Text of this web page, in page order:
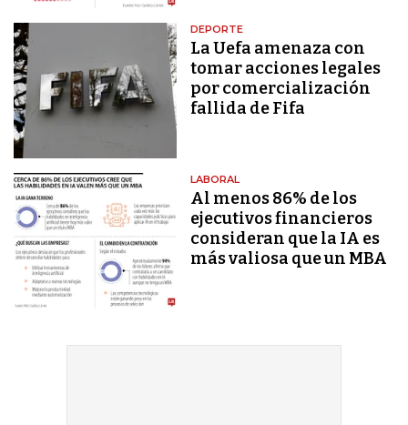
DEPORTE
La Uefa amenaza con
tomar acciones legales
por comercialización
fallida de Fifa
LABORAL
Al menos 86% de los
ejecutivos financieros
consideran que la IA es
más valiosa que un MBA